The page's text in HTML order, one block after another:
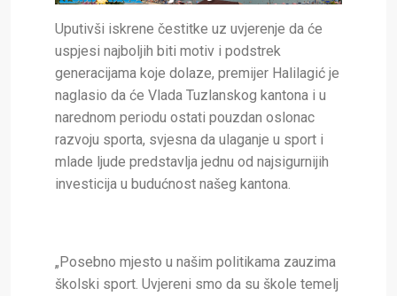
Uputivši iskrene čestitke uz uvjerenje da će
uspjesi najboljih biti motiv i podstrek
generacijama koje dolaze, premijer Halilagić je
naglasio da će Vlada Tuzlanskog kantona i u
narednom periodu ostati pouzdan oslonac
razvoju sporta, svjesna da ulaganje u sport i
mlade ljude predstavlja jednu od najsigurnijih
investicija u budućnost našeg kantona.
„Posebno mjesto u našim politikama zauzima
školski sport. Uvjereni smo da su škole temelj